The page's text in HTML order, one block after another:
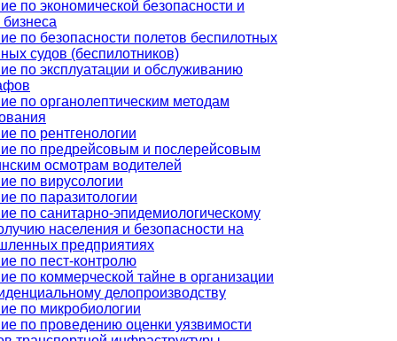
по экономической безопасности и
по безопасности полетов беспилотных
судов (беспилотников)
по эксплуатации и обслуживанию
по органолептическим методам
по рентгенологии
по предрейсовым и послерейсовым
осмотрам водителей
по вирусологии
по паразитологии
по санитарно-эпидемиологическому
населения и безопасности на
предприятиях
по пест-контролю
по коммерческой тайне в организации
делопроизводству
по микробиологии
по проведению оценки уязвимости